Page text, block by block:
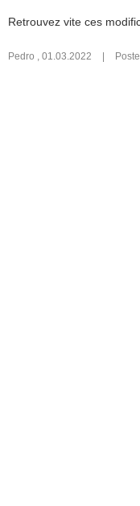
Retrouvez vite ces
Pedro , 01.03.2022